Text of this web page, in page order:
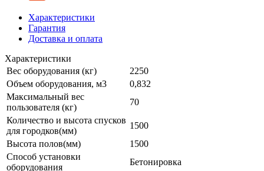
Характеристики
Гарантия
Доставка и оплата
Характеристики
Вес оборудования (кг)
2250
Объем оборудования, м3
0,832
Максимальный вес
пользователя (кг)
70
Количество и высота спусков
для городков(мм)
1500
Высота полов(мм)
1500
Способ установки
оборудования
Бетонировка